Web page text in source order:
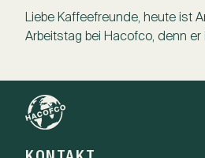
Liebe Kaffeefreunde, heute ist
Arbeitstag bei Hacofco, denn er